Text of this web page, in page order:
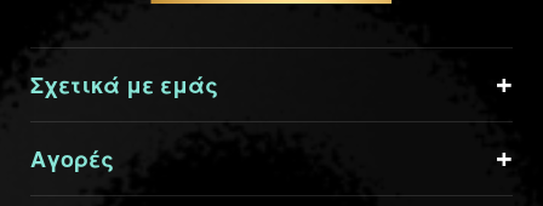
Σχετικά με εμάς
Αγορές